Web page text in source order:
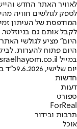
לאוויר האתר החדש
לספק לגולשים חוויה
המודפסת של העיתון
לקבל אותם גם
היום" מציע לגולשי
היום פתוח להערות,
במייל hayom@israelhayom.co.il.
יום שלישי, 9.6.2026
כ"ד
חדשות
דעות
ספורט
ForReal
תרבות ובידור
אוכל